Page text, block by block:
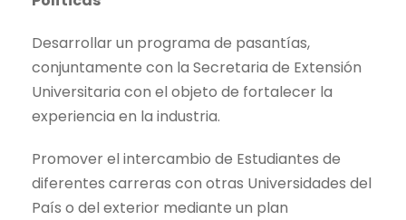
Desarrollar un programa de pasantías,
conjuntamente con la Secretaria de Extensión
Universitaria con el objeto de fortalecer la
experiencia en la industria.
Promover el intercambio de Estudiantes de
diferentes carreras con otras Universidades del
País o del exterior mediante un plan